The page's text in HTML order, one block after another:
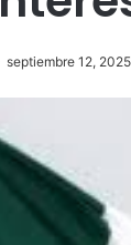
septiembre 12, 2025